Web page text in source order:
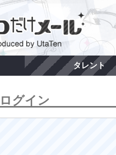
タレント
ログイン